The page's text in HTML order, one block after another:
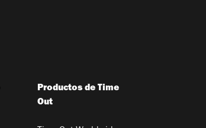
Productos de Time
Out